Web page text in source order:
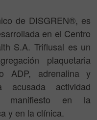
de DISGREN®, es
en el Centro
S.A. Triflusal es un
plaquetaria
ADP, adrenalina y
actividad
manifiesto en la
y en la clínica.